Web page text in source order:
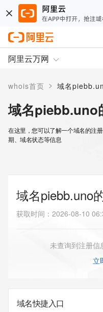
阿里云万网
whois首页 > 域名
域名piebb.uno
在这里，您可以了解一个域名的注
期、域名状态等信息
域名piebb.uno
获取时间 ： 2026-08-10
未查询到注册信
立
域名快捷入口